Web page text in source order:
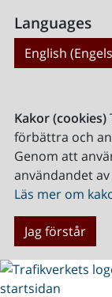
Languages
English
Kakor (cookies)
förbättra och
Genom att
användandet
Läs mer om
Jag förstår